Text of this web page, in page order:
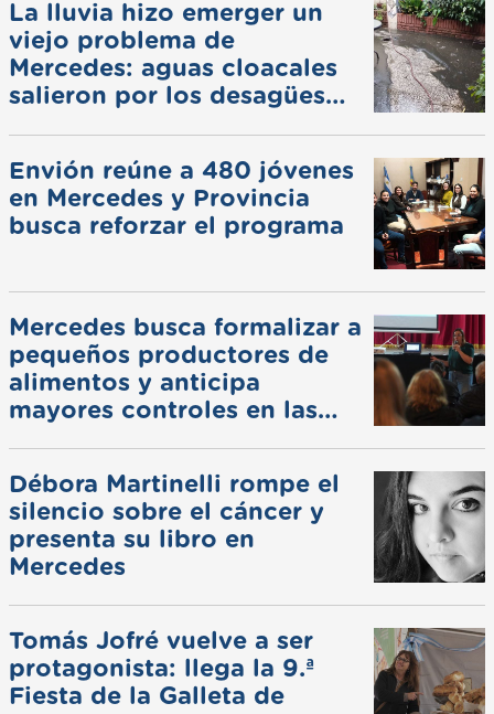
La lluvia hizo emerger un
viejo problema de
Mercedes: aguas cloacales
salieron por los desagües
Envión reúne a 480 jóvenes
en Mercedes y Provincia
busca reforzar el programa
Mercedes busca formalizar a
pequeños productores de
alimentos y anticipa
mayores controles en las
Débora Martinelli rompe el
silencio sobre el cáncer y
presenta su libro en
Mercedes
Tomás Jofré vuelve a ser
protagonista: llega la 9.ª
Fiesta de la Galleta de